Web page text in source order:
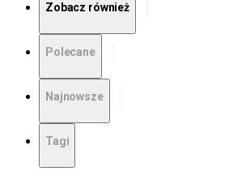
Zobacz również
Polecane
Najnowsze
Tagi